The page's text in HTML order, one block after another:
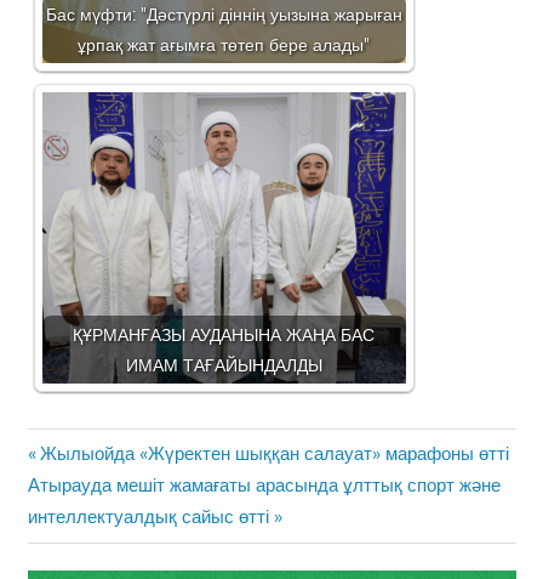
Бас мүфти: "Дәстүрлі діннің уызына жарыған
ұрпақ жат ағымға төтеп бере алады"
ҚҰРМАНҒАЗЫ АУДАНЫНА ЖАҢА БАС
ИМАМ ТАҒАЙЫНДАЛДЫ
Жазба
навигациясы
Previous
Post:
Жылыойда «Жүректен шыққан салауат» марафоны өтті
Next
Post:
Атырауда мешіт жамағаты арасында ұлттық спорт және
интеллектуалдық сайыс өтті